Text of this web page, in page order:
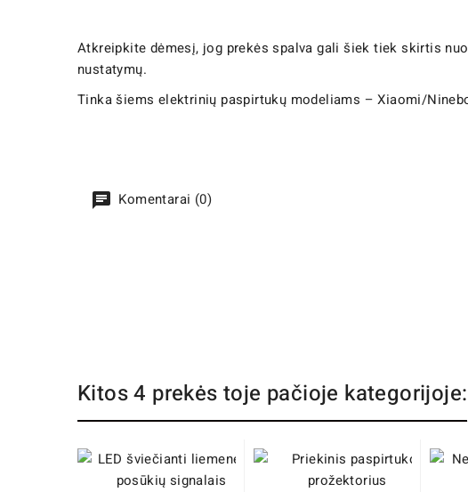
Atkreipkite dėmesį, jog prekės spalva gali šiek tiek skirtis
nustatymų.
Tinka šiems elektrinių paspirtukų modeliams – Xiaomi/
Komentarai (0)
Kitos 4 prekės toje pačioje kategorijoje: